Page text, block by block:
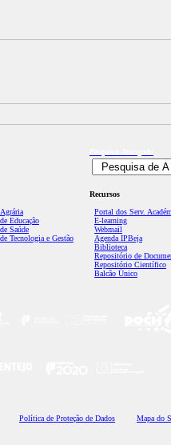
Agrária
Educação
Saúde
Tecnologia e Gestão
Recursos
Portal dos Serv.
E-learning
Webmail
Agenda IPBeja
Biblioteca
Repositório de
Repositório Científico
Balcão Único
Política de Proteção de Dados Mapa do